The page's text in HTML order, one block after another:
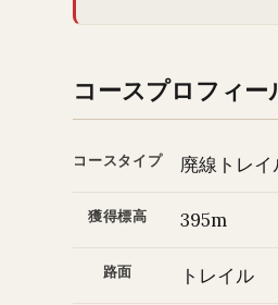
コースプロフィー
コースタイプ 廃線トレ
獲得標高 395m
路面 トレイル